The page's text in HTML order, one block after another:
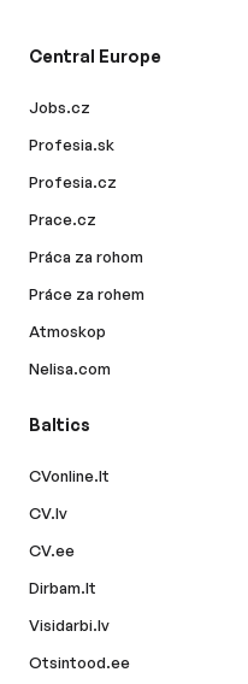
Central Europe
Jobs.cz
Profesia.sk
Profesia.cz
Prace.cz
Práca za rohom
Práce za rohem
Atmoskop
Nelisa.com
Baltics
CVonline.lt
CV.lv
CV.ee
Dirbam.lt
Visidarbi.lv
Otsintood.ee